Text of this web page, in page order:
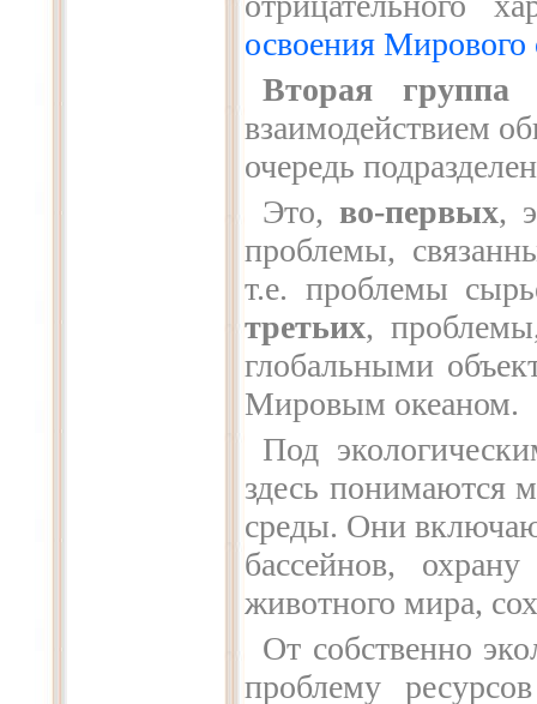
освоения Мирового
Вторая группа
взаимодействием
очередь
Это, во-первых,
проблемы,
т.е. проблемы
третьих,
глобальными
Мировым океаном.
Под
здесь понимаются
среды. Они
бассейнов,
животного мира,
От собственно
проблему